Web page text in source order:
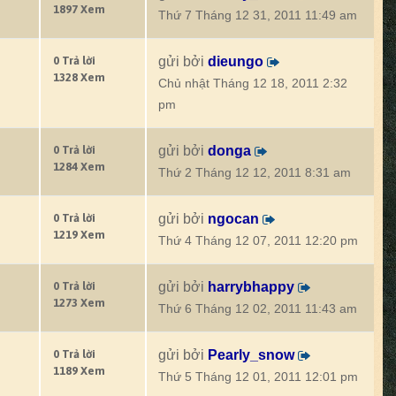
1897 Xem
Thứ 7 Tháng 12 31, 2011 11:49 am
0 Trả lời
1328 Xem
gửi bởi dieungo
Chủ nhật Tháng 12 18, 2011 2:32
pm
0 Trả lời
1284 Xem
gửi bởi donga
Thứ 2 Tháng 12 12, 2011 8:31 am
0 Trả lời
1219 Xem
gửi bởi ngocan
Thứ 4 Tháng 12 07, 2011 12:20 pm
0 Trả lời
1273 Xem
gửi bởi harrybhappy
Thứ 6 Tháng 12 02, 2011 11:43 am
0 Trả lời
1189 Xem
gửi bởi Pearly_snow
Thứ 5 Tháng 12 01, 2011 12:01 pm